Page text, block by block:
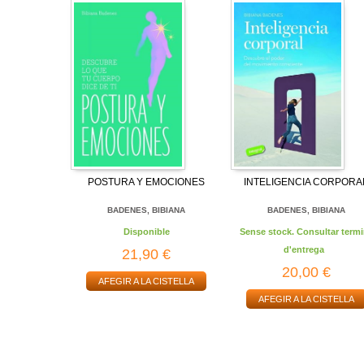
POSTURA Y EMOCIONES
BADENES, BIBIANA
Disponible
21,90 €
AFEGIR A LA CISTELLA
INTELIGENCIA
BADENES, BIBIANA
Sense stock. Consultar
d'entrega
20,00 €
AFEGIR A LA CISTELLA